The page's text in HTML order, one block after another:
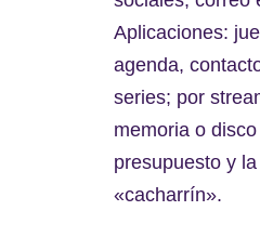
Aplicaciones:
agenda,
series; por
memoria o
presupuesto y
«cacharrín».